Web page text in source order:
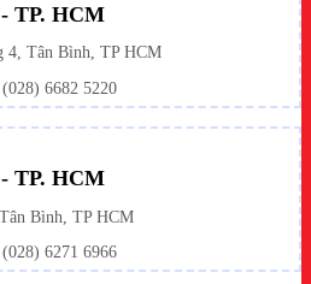
TP. HCM
4, Tân Bình, TP HCM
6682 5220
TP. HCM
Bình, TP HCM
6271 6966